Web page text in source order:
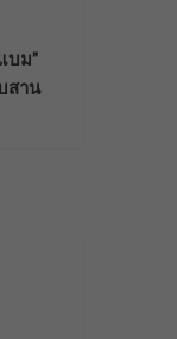
บม”
สาน